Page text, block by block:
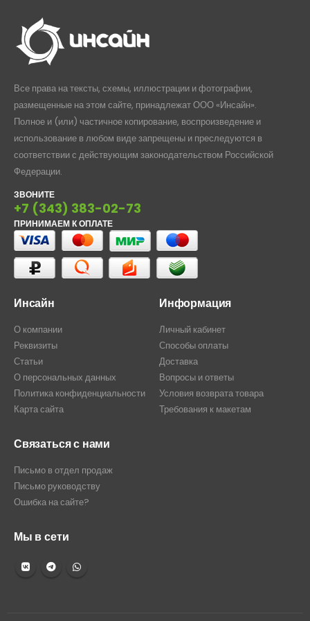
Все права на тексты, схемы, иллюстрации и фотографии,
размещенные на этом сайте, принадлежат ООО «Инсайн».
Полное и (или) частичное копирование, воспроизведение и
использование в любом виде запрещены и преследуются в
соответствии с действующим законодательством Российской
Федерации.
ЗВОНИТЕ
+7 (343) 383-02-73
ПРИНИМАЕМ К ОПЛАТЕ
Инсайн
О компании
Реквизиты
Статьи
О персональных данных
Политика конфиденциальности
Карта сайта
Информация
Личный кабинет
Способы оплаты
Доставка
Вопросы и ответы
Условия возврата товара
Требования к макетам
Связаться с нами
Письмо в отдел продаж
Письмо руководству
Ошибка на сайте?
Мы в сети